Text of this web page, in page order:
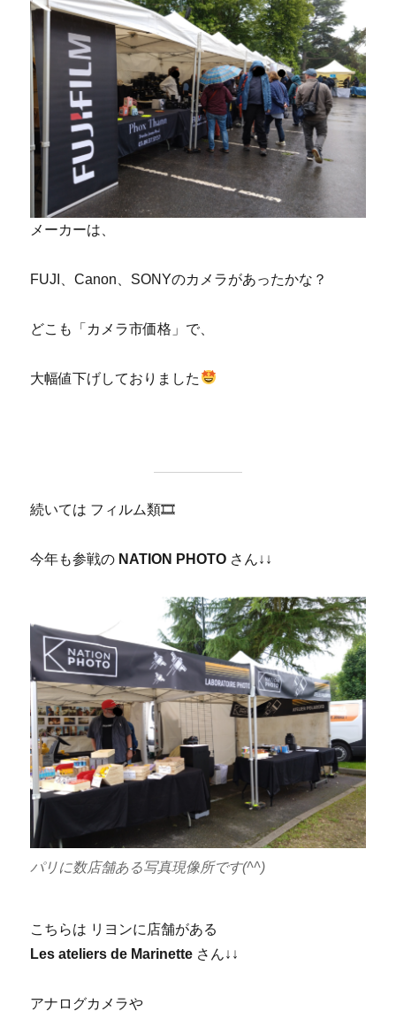
メーカーは、
FUJI、Canon、SONYのカメラがあったかな？
どこも「カメラ市価格」で、
大幅値下げしておりました
続いては フィルム類🎞
今年も参戦の NATION PHOTO さん↓↓
パリに数店舗ある写真現像所です(^^)
こちらは リヨンに店舗がある
Les ateliers de Marinette さん↓↓
アナログカメラや